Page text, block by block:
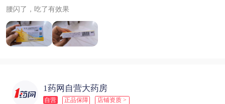
腰闪了，吃了有效果
1药网自营大药房
自营 正品保障 店铺资质 >